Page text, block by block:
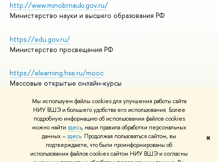
Мы используем файлы cookies для улучшения работы сайта
НИУ ВШЭ и большего удобства его использования. Более
подробную информацию об использовании файлов cookies
можно найти здесь, наши правила обработки персональных
данных –здесь. Продолжая пользоваться сайтом, вы
подтверждаете, что были проинформированы об
использовании файлов cookies сайтом НИУ ВШЭ и согласны
✖
http://www.minobrnauki.gov.ru/
Министерство науки и высшего образования РФ
https://edu.gov.ru/
Министерство просвещения РФ
https://elearning.hse.ru/mooc
Массовые открытые онлайн-курсы
© НИУ ВШЭ 1993–2026
Адреса и контакты
Условия использования материалов
Политика конфиденциальности
Правила применения рекомендательных технологий в НИУ ВШЭ